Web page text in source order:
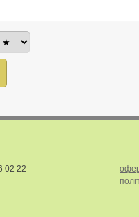
02 22